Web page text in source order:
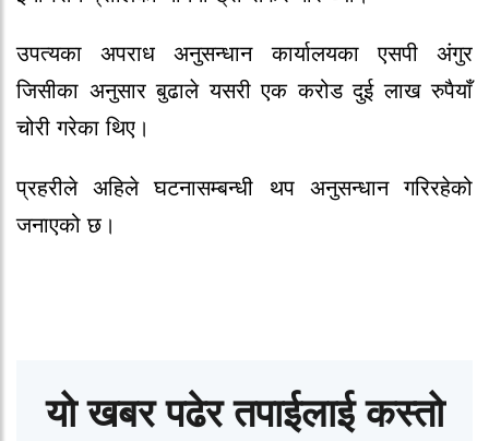
उपत्यका अपराध अनुसन्धान कार्यालयका एसपी अंगुर
जिसीका अनुसार बुढाले यसरी एक करोड दुई लाख रुपैयाँ
चोरी गरेका थिए।
प्रहरीले अहिले घटनासम्बन्धी थप अनुसन्धान गरिरहेको
जनाएको छ।
यो खबर पढेर तपाईलाई कस्तो